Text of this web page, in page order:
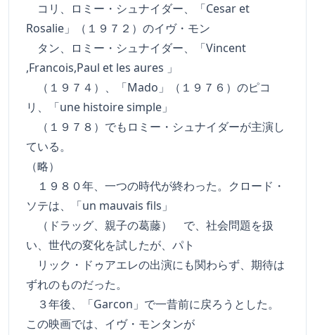
コリ、ロミー・シュナイダー、「Cesar et
Rosalie」（１９７２）のイヴ・モン
タン、ロミー・シュナイダー、「Vincent
,Francois,Paul et les aures 」
（１９７４）、「Mado」（１９７６）のピコ
リ、「une histoire simple」
（１９７８）でもロミー・シュナイダーが主演し
ている。
（略）
１９８０年、一つの時代が終わった。クロード・
ソテは、「un mauvais fils」
（ドラッグ、親子の葛藤） で、社会問題を扱
い、世代の変化を試したが、パト
リック・ドゥアエレの出演にも関わらず、期待は
ずれのものだった。
３年後、「Garcon」で一昔前に戻ろうとした。
この映画では、イヴ・モンタンが